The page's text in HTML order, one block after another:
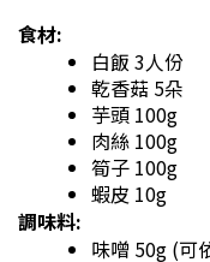
食材:
白飯 3人份
乾香菇 5朵
芋頭 100g
肉絲 100g
筍子 100g
蝦皮 10g
調味料:
味噌 50g (可